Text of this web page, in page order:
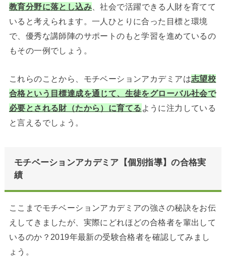
教育分野に落とし込み 、社会で活躍できる人財を育てて
いると考えられます。一人ひとりに合った目標と環境
で、優秀な講師陣のサポートのもと学習を進めているの
もその一例でしょう。
これらのことから、モチベーションアカデミアは志望校
合格という目標達成を通じて、生徒をグローバル社会で
必要とされる財（たから）に育てる ように注力している
と言えるでしょう。
モチベーションアカデミア【個別指導】の合格実
績
ここまでモチベーションアカデミアの強さの秘訣をお伝
えしてきましたが、実際にどれほどの合格者を輩出して
いるのか？2019年最新の受験合格者を確認してみまし
ょう。